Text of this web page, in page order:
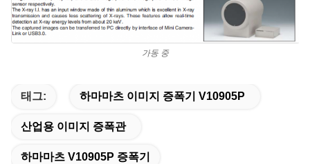
가동 중
태그: 하마마츠 이미지 증폭기 V10905P
산업용 이미지 증폭관
하마마츠 V10905P 증폭기